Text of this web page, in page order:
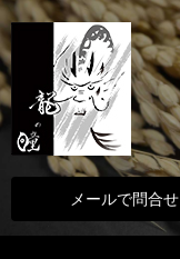
メールで問合せ